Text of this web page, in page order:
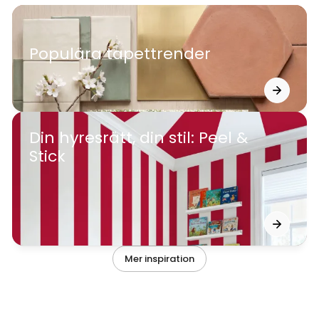
Populära tapettrender
Upptäck de senaste stilarna och
förvandla ditt hem
Din hyresrätt, din stil: Peel &
Stick
Det smarta sättet att inreda din
hyresrätt. Vår självhäftande tapet ger
omedelbar stil och kan tas bort utan att
Mer inspiration